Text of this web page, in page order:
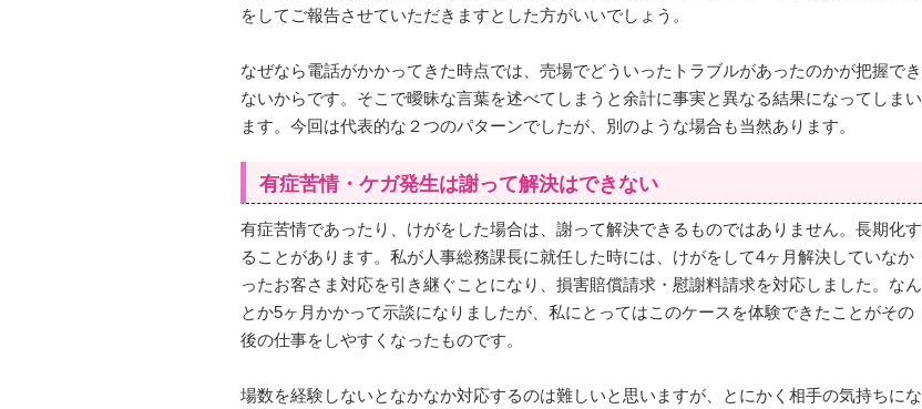
をしてご報告させていただきますとした方がいいでしょう。
なぜなら電話がかかってきた時点では、売場でどういったトラブルがあったのかが把握でき
ないからです。そこで曖昧な言葉を述べてしまうと余計に事実と異なる結果になってしまい
ます。今回は代表的な２つのパターンでしたが、別のような場合も当然あります。
有症苦情・ケガ発生は謝って解決はできない
有症苦情であったり、けがをした場合は、謝って解決できるものではありません。長期化す
ることがあります。私が人事総務課長に就任した時には、けがをして4ヶ月解決していなか
ったお客さま対応を引き継ぐことになり、損害賠償請求・慰謝料請求を対応しました。なん
とか5ヶ月かかって示談になりましたが、私にとってはこのケースを体験できたことがその
後の仕事をしやすくなったものです。
場数を経験しないとなかなか対応するのは難しいと思いますが、とにかく相手の気持ちにな